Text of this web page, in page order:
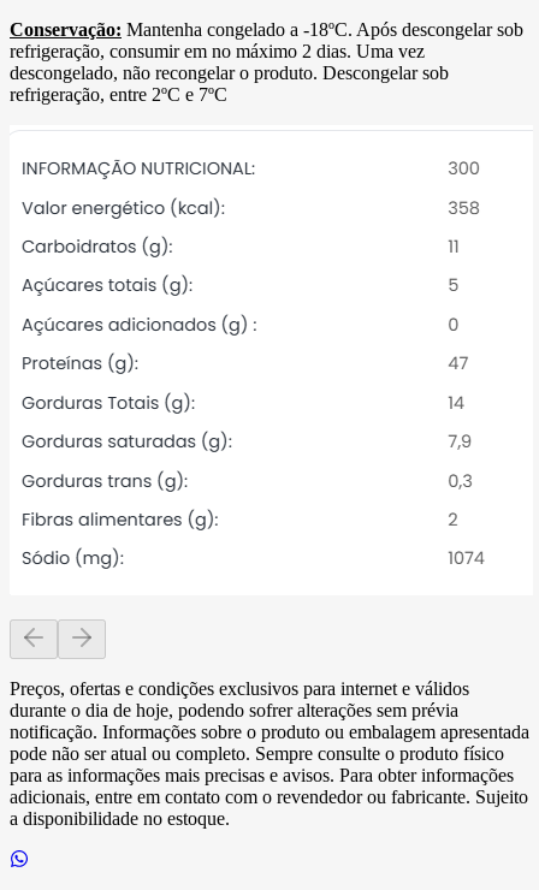
Conservação: Mantenha congelado a -18ºC. Após descongelar sob
refrigeração, consumir em no máximo 2 dias. Uma vez
descongelado, não recongelar o produto. Descongelar sob
refrigeração, entre 2ºC e 7ºC
Preços, ofertas e condições exclusivos para internet e válidos
durante o dia de hoje, podendo sofrer alterações sem prévia
notificação. Informações sobre o produto ou embalagem apresentada
pode não ser atual ou completo. Sempre consulte o produto físico
para as informações mais precisas e avisos. Para obter informações
adicionais, entre em contato com o revendedor ou fabricante. Sujeito
a disponibilidade no estoque.